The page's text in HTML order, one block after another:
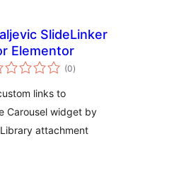
SlideLinker
Elementor
(0total
de
)
links to
Carousel widget by
attachment